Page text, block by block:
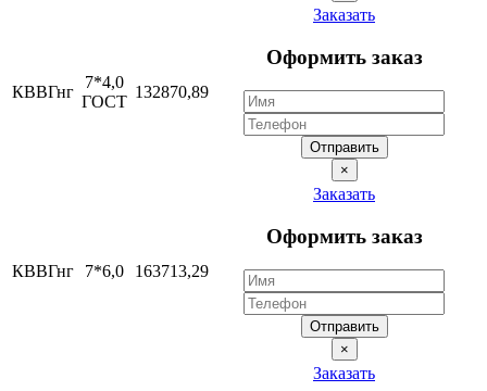
КВВГнг
7*4,0
ГОСТ
132870,89
Заказать
Оформить заказ
Отправить
×
КВВГнг 7*6,0 163713,29
Заказать
Оформить заказ
Отправить
×
Заказать